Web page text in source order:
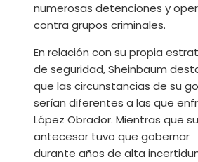
numerosas detenciones y
contra grupos criminales.
En relación con su propia
de seguridad, Sheinbaum
que las circunstancias de su
serían diferentes a las que
López Obrador. Mientras que su
antecesor tuvo que gobernar
durante años de alta